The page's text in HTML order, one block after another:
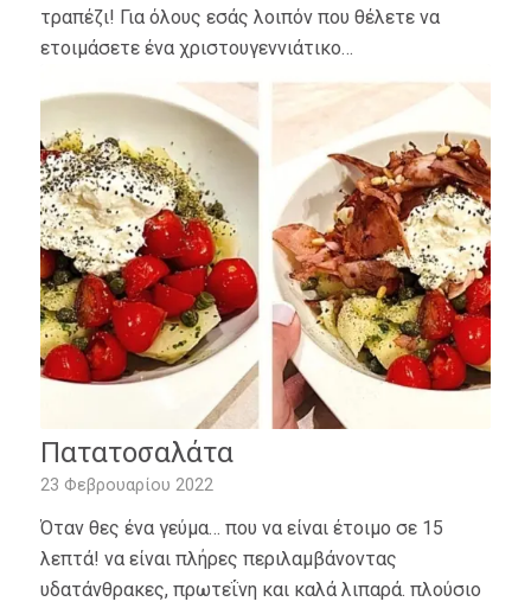
τραπέζι! Για όλους εσάς λοιπόν που θέλετε να
ετοιμάσετε ένα χριστουγεννιάτικο…
Πατατοσαλάτα
23 Φεβρουαρίου 2022
Όταν θες ένα γεύμα… που να είναι έτοιμο σε 15
λεπτά! να είναι πλήρες περιλαμβάνοντας
υδατάνθρακες, πρωτεΐνη και καλά λιπαρά. πλούσιο